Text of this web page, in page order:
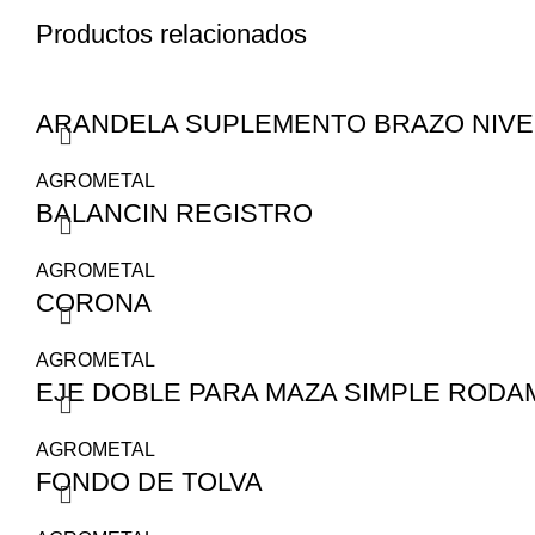
Productos relacionados
ARANDELA SUPLEMENTO BRAZO
AGROMETAL
BALANCIN REGISTRO
AGROMETAL
CORONA
AGROMETAL
EJE DOBLE PARA MAZA SIMPLE
AGROMETAL
FONDO DE TOLVA